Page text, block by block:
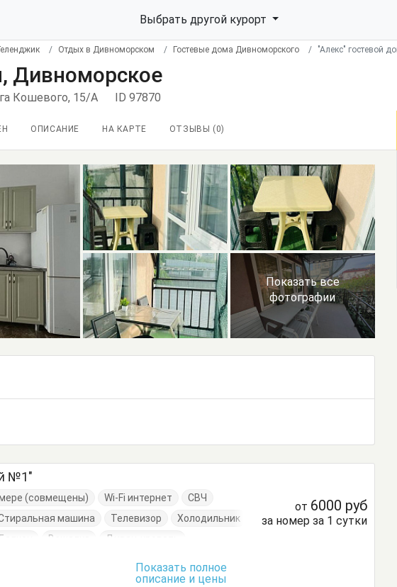
Выбрать другой курорт
Отдых в Дивноморском Гостевые дома Дивноморского "Алекс" гостевой
Дивноморское
Кошевого, 15/А ID 97870
ОПИСАНИЕ НА КАРТЕ ОТЗЫВЫ ( 0)
Показать все
фотографии
№1"
(совмещены) Wi-Fi интернет
СВЧ
машина Телевизор
Холодильник
Балкон Вешалка
Диван-кровать
от 6000 руб
за номер за 1 сутки
Показать полное
описание и цены